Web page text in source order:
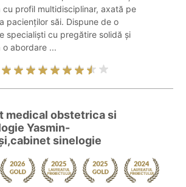
cu profil multidisciplinar, axată pe
pacienților săi. Dispune de o
specialiști cu pregătire solidă și
o abordare ...
medical obstetrica si
Yasmin-
sinelogie